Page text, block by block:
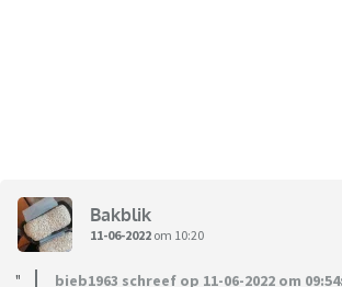
Bakblik
11-06-2022 om 10:20
bieb1963 schreef op 11-06-2022 om 09:54: